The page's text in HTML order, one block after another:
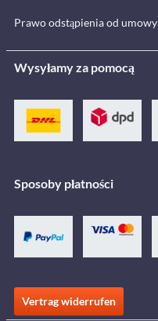
Prawo odstąpienia od umowy
Wysyłamy za pomocą
Sposoby płatności
Vertrag widerrufen